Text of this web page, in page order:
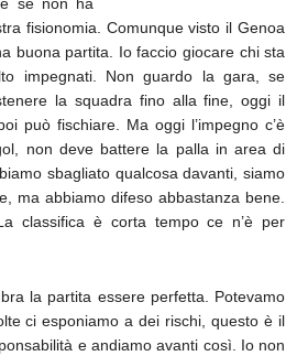
se non ha
fisionomia. Comunque visto il Genoa
buona partita. Io faccio giocare chi sta
impegnati. Non guardo la gara, se
la squadra fino alla fine, oggi il
può fischiare. Ma oggi l’impegno c’è
non deve battere la palla in area di
sbagliato qualcosa davanti, siamo
ma abbiamo difeso abbastanza bene.
classifica è corta tempo ce n’è per
la partita essere perfetta. Potevamo
ci esponiamo a dei rischi, questo è il
e andiamo avanti così. Io non